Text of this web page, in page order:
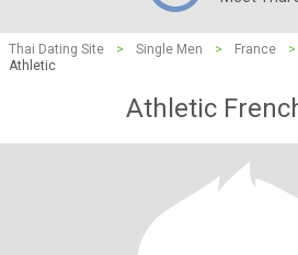
Thai Dating Site > Single Men > France >
Athletic
Athletic